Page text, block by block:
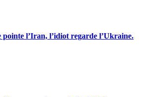
pointe l’Iran, l’idiot regarde l’Ukraine.